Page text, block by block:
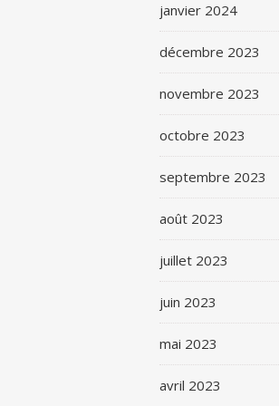
janvier 2024
décembre 2023
novembre 2023
octobre 2023
septembre 2023
août 2023
juillet 2023
juin 2023
mai 2023
avril 2023